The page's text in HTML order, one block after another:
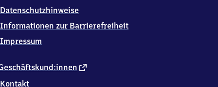
externer
Kontakt
Datenschutzhinweise
Informationen zur Barrierefreiheit
Impressum